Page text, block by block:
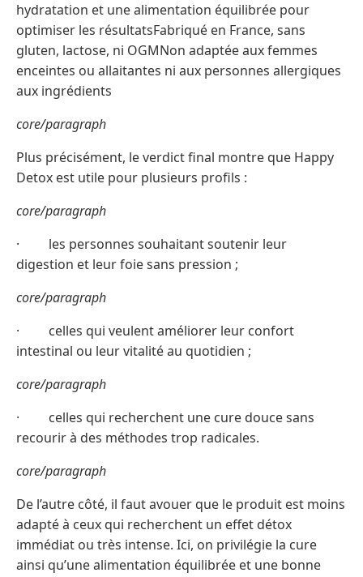
hydratation et une alimentation équilibrée pour
optimiser les résultatsFabriqué en France, sans
gluten, lactose, ni OGMNon adaptée aux femmes
enceintes ou allaitantes ni aux personnes allergiques
aux ingrédients
core/paragraph
Plus précisément, le verdict final montre que Happy
Detox est utile pour plusieurs profils :
core/paragraph
· les personnes souhaitant soutenir leur
digestion et leur foie sans pression ;
core/paragraph
· celles qui veulent améliorer leur confort
intestinal ou leur vitalité au quotidien ;
core/paragraph
· celles qui recherchent une cure douce sans
recourir à des méthodes trop radicales.
core/paragraph
De l’autre côté, il faut avouer que le produit est moins
adapté à ceux qui recherchent un effet détox
immédiat ou très intense. Ici, on privilégie la cure
ainsi qu’une alimentation équilibrée et une bonne